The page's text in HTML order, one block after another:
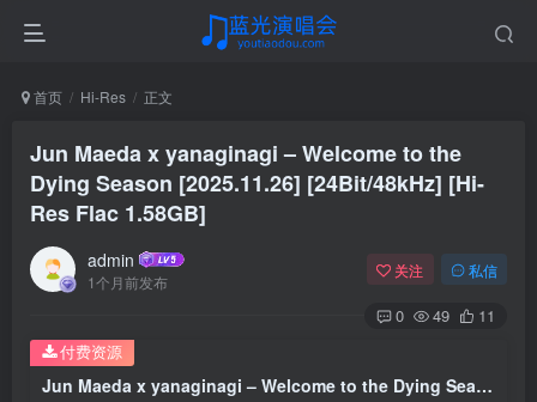
首页 Hi-Res 正文
Jun Maeda x yanaginagi – Welcome to the
Dying Season [2025.11.26] [24Bit/48kHz] [Hi-
Res Flac 1.58GB]
admin
1个月前发布
关注 私信
0 49 11
Jun Maeda x yanaginagi – Welcome to the Dying Season [2025.11.26] [24Bit/48kHz] [Hi-Res Flac 1.58GB]
付费资源